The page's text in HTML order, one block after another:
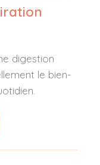
digestion
le bien-